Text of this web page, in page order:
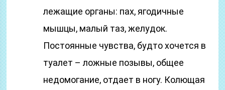
лежащие органы: пах, ягодичные
мышцы, малый таз, желудок.
Постоянные чувства, будто хочется в
туалет – ложные позывы, общее
недомогание, отдает в ногу. Колющая